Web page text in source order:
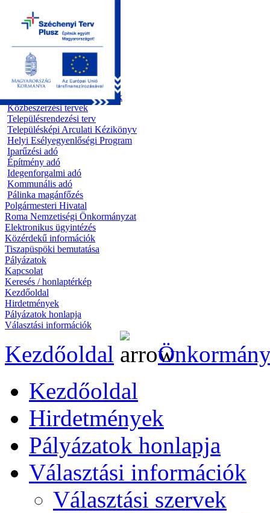
Kezdőoldal
Önkormányzat
Előterjesztések
Testületi ülések
Polgármesteri döntések
Bizottsági ülések
Rendeletek 1995 - 2013
Rendeletek 2014 - 2026
Szabályzatok/Alapító okiratok
Közbeszerzési tervek
Településrendezési terv
Településképi Arculati Kézikönyv
Helyi Esélyegyenlőségi Program
Iparűzési adó
Építmény adó
Idegenforgalmi adó
Kommunális adó
Pálinka magánfőzés
Polgármesteri Hivatal
Roma Nemzetiségi Önkormányzat
Elektronikus ügyintézés
Közérdekű információk
Tiszapüspöki bemutatása
Pályázatok
Kapcsolat
Keresés / honlaptérkép
Kezdőoldal
Hirdetmények
Pályázatok honlapja
Választási információk
Kezdőoldal
Kezdőoldal
Hirdetmények
Pályázatok honlapja
Választási információk
Választási szervek